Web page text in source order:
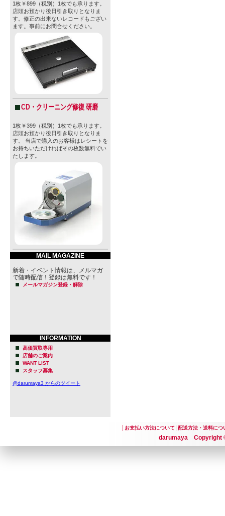
1枚￥899（税別）1枚でも承ります。
店頭お預かり後日引き取りとなりま
す。修正の出来ないレコードもござい
ます。事前にお問合せください。
CD・クリーニング修復 研磨
1枚￥399（税別）1枚でも承ります。
店頭お預かり後日引き取りとなりま
す。 当店で購入のお客様はレシートを
お持ちいただければその枚数無料でい
たします。
MAIL MAGAZINE
新着・イベント情報は、メルマガ
で随時配信！登録は無料です！
メールマガジン登録・解除
INFORMATION
高価買取専用
店舗のご案内
WANT LIST
スタッフ募集
@darumaya3 からのツイート
お支払い方法について│ 配送方法・送料につ
darumaya Copyright